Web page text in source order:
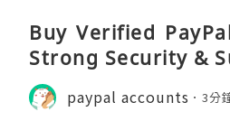
Buy Verified
Strong Security &
paypal accounts 3分